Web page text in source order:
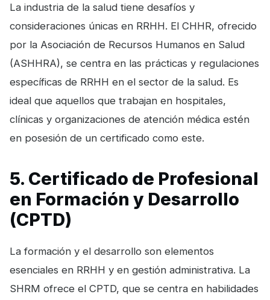
La industria de la salud tiene desafíos y
consideraciones únicas en RRHH. El CHHR, ofrecido
por la Asociación de Recursos Humanos en Salud
(ASHHRA), se centra en las prácticas y regulaciones
específicas de RRHH en el sector de la salud. Es
ideal que aquellos que trabajan en hospitales,
clínicas y organizaciones de atención médica estén
en posesión de un certificado como este.
5. Certificado de Profesional
en Formación y Desarrollo
(CPTD)
La formación y el desarrollo son elementos
esenciales en RRHH y en gestión administrativa. La
SHRM ofrece el CPTD, que se centra en habilidades